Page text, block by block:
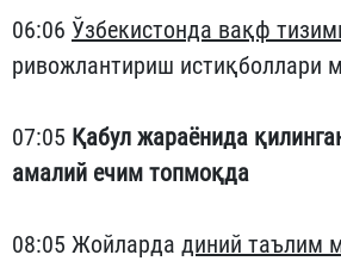
06:06 Ўзбекистонда вақф
ривожлантириш истиқболлари
07:05 Қабул жараёнида
амалий ечим топмоқда
08:05 Жойларда диний таълим